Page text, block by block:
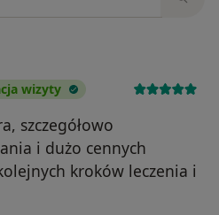
wizyty
szczegółowo
i dużo cennych
kroków leczenia i